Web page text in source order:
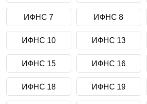
ИФНС 7 ИФНС 8
ИФНС 10 ИФНС 13
ИФНС 15 ИФНС 16
ИФНС 18 ИФНС 19